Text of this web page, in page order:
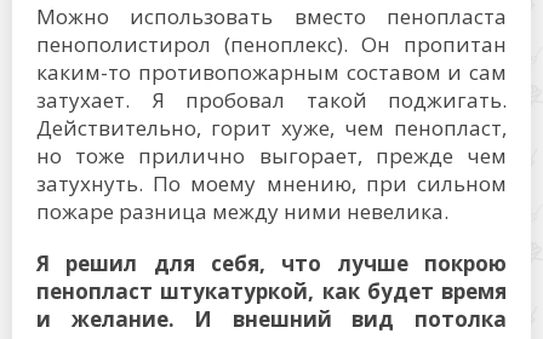
Можно использовать вместо пенопласта
пенополистирол (пеноплекс). Он пропитан
каким-то противопожарным составом и сам
затухает. Я пробовал такой поджигать.
Действительно, горит хуже, чем пенопласт,
но тоже прилично выгорает, прежде чем
затухнуть. По моему мнению, при сильном
пожаре разница между ними невелика.
Я решил для себя, что лучше покрою
пенопласт штукатуркой, как будет время
и желание. И внешний вид потолка